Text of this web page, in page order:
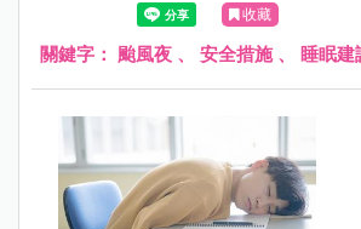
收藏
關鍵字： 颱風夜 、 安全措施、 睡眠建